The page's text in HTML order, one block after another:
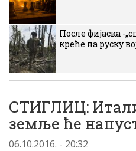
После фијаска -
креће на руску
СТИГЛИЦ:
земље ће
06.10.2016. - 20:32